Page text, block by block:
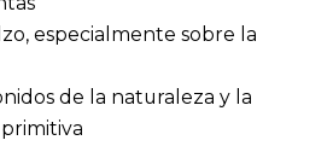
especialmente sobre la
de la naturaleza y la